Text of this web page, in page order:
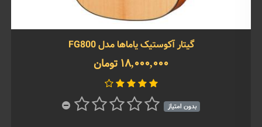
گیتار آکوستیک یاماها مدل FG800
18,000,000 تومان
بدون امتیاز